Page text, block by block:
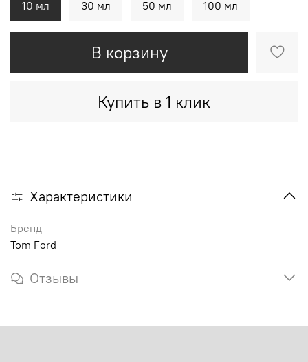
В корзину
Купить в 1 клик
10 мл 30 мл 50 мл 100 мл
Характеристики
Бренд
Tom Ford
Отзывы